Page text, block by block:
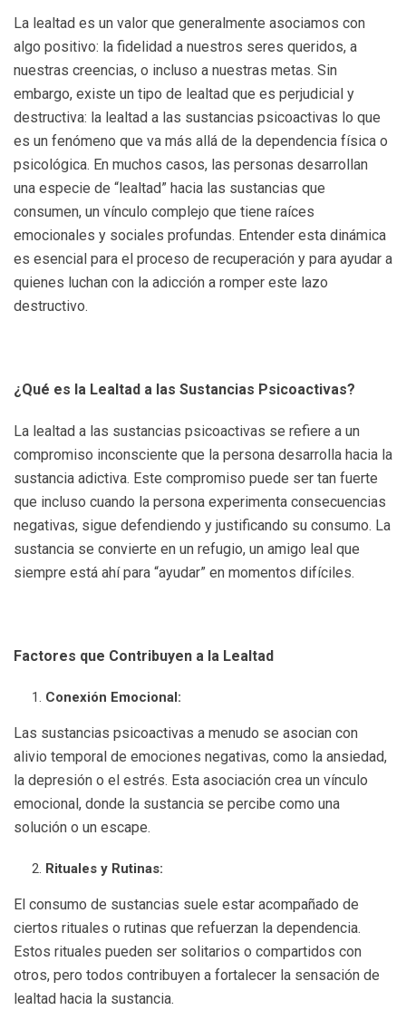
La lealtad es un valor que generalmente asociamos con
algo positivo: la fidelidad a nuestros seres queridos, a
nuestras creencias, o incluso a nuestras metas. Sin
embargo, existe un tipo de lealtad que es perjudicial y
destructiva: la lealtad a las sustancias psicoactivas lo que
es un fenómeno que va más allá de la dependencia física o
psicológica. En muchos casos, las personas desarrollan
una especie de “lealtad” hacia las sustancias que
consumen, un vínculo complejo que tiene raíces
emocionales y sociales profundas. Entender esta dinámica
es esencial para el proceso de recuperación y para ayudar a
quienes luchan con la adicción a romper este lazo
destructivo.
¿Qué es la Lealtad a las Sustancias Psicoactivas?
La lealtad a las sustancias psicoactivas se refiere a un
compromiso inconsciente que la persona desarrolla hacia la
sustancia adictiva. Este compromiso puede ser tan fuerte
que incluso cuando la persona experimenta consecuencias
negativas, sigue defendiendo y justificando su consumo. La
sustancia se convierte en un refugio, un amigo leal que
siempre está ahí para “ayudar” en momentos difíciles.
Factores que Contribuyen a la Lealtad
Conexión Emocional:
Las sustancias psicoactivas a menudo se asocian con
alivio temporal de emociones negativas, como la ansiedad,
la depresión o el estrés. Esta asociación crea un vínculo
emocional, donde la sustancia se percibe como una
solución o un escape.
Rituales y Rutinas:
El consumo de sustancias suele estar acompañado de
ciertos rituales o rutinas que refuerzan la dependencia.
Estos rituales pueden ser solitarios o compartidos con
otros, pero todos contribuyen a fortalecer la sensación de
lealtad hacia la sustancia.